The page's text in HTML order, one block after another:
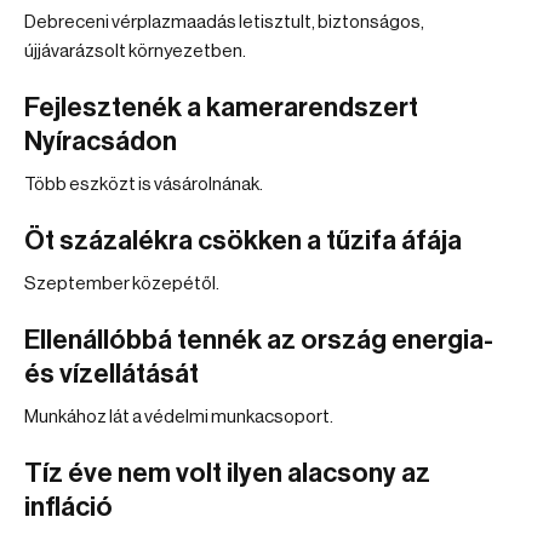
Debreceni vérplazmaadás letisztult, biztonságos,
újjávarázsolt környezetben.
Fejlesztenék a kamerarendszert
Nyíracsádon
Több eszközt is vásárolnának.
Öt százalékra csökken a tűzifa áfája
Szeptember közepétől.
Ellenállóbbá tennék az ország energia-
és vízellátását
Munkához lát a védelmi munkacsoport.
Tíz éve nem volt ilyen alacsony az
infláció